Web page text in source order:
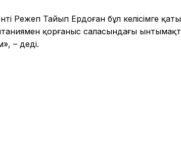
Режеп Тайып Ердоған бұл келісімге
қорғаныс саласындағы
– деді.